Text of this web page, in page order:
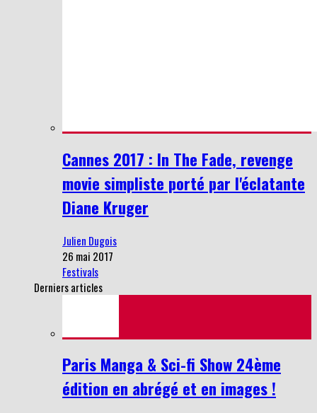
Cannes 2017 : In The Fade, revenge
movie simpliste porté par l'éclatante
Diane Kruger
Julien Dugois
26 mai 2017
Festivals
Derniers articles
Paris Manga & Sci-fi Show 24ème
édition en abrégé et en images !